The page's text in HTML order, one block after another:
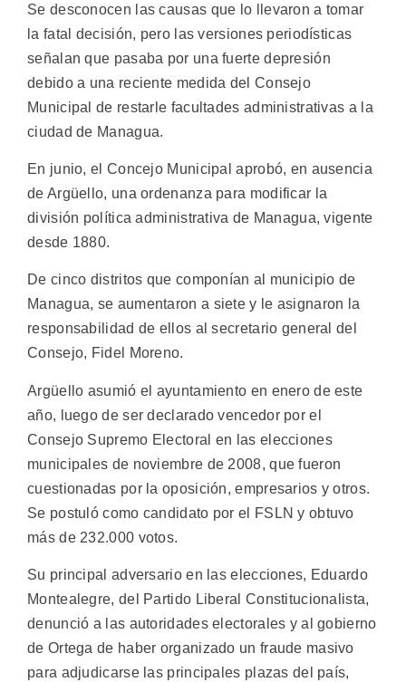
Se desconocen las causas que lo llevaron a tomar
la fatal decisión, pero las versiones periodísticas
señalan que pasaba por una fuerte depresión
debido a una reciente medida del Consejo
Municipal de restarle facultades administrativas a la
ciudad de Managua.
En junio, el Concejo Municipal aprobó, en ausencia
de Argüello, una ordenanza para modificar la
división política administrativa de Managua, vigente
desde 1880.
De cinco distritos que componían al municipio de
Managua, se aumentaron a siete y le asignaron la
responsabilidad de ellos al secretario general del
Consejo, Fidel Moreno.
Argüello asumió el ayuntamiento en enero de este
año, luego de ser declarado vencedor por el
Consejo Supremo Electoral en las elecciones
municipales de noviembre de 2008, que fueron
cuestionadas por la oposición, empresarios y otros.
Se postuló como candidato por el FSLN y obtuvo
más de 232.000 votos.
Su principal adversario en las elecciones, Eduardo
Montealegre, del Partido Liberal Constitucionalista,
denunció a las autoridades electorales y al gobierno
de Ortega de haber organizado un fraude masivo
para adjudicarse las principales plazas del país,